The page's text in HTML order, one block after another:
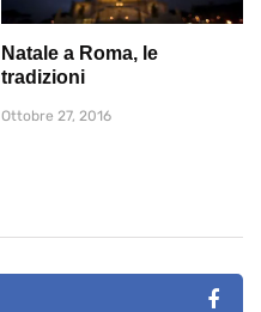
Natale a Roma, le
tradizioni
Ottobre 27, 2016